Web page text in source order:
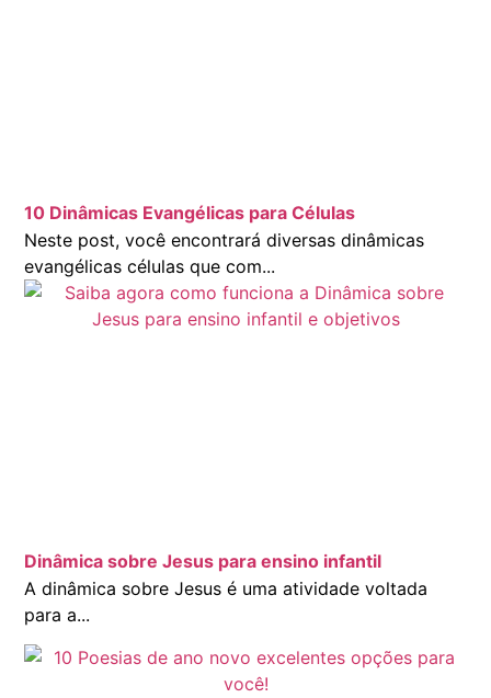
10 Dinâmicas Evangélicas para Células
Neste post, você encontrará diversas dinâmicas
evangélicas células que com...
Dinâmica sobre Jesus para ensino infantil
A dinâmica sobre Jesus é uma atividade voltada
para a...